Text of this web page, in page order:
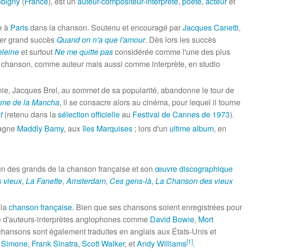
à Parisdans la chanson. Soutenu et encouragé parJacques Canetti,
grand succès Quand on n'a que l'amour. Dès lors les succès
et surtoutNe me quitte pasconsidérée comme l'une des plus
comme auteur mais aussi comme interprète, en studio
Jacques Brel, au sommet de sa popularité, abandonne le tour de
de la Mancha, il se consacre alors au cinéma, pour lequel il tourne
(retenu dans lasélection officielleau Festival de Cannes de 1973).
Maddly Bamy, auxîles Marquises ; lors d'un ultime album, en
des grands de la chanson française et son œuvre discographique
vieux, La Fanette,Amsterdam, Ces gens-là, La Chanson des vieux
chanson française. Bien que ses chansons soient enregistrées pour
interprètes anglophones comme David Bowie, Mort
sont également traduites en anglais aux États-Unis et
, Frank Sinatra, Scott Walker, etAndy Williams[1].